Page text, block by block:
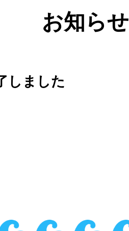
お知らせ
しました